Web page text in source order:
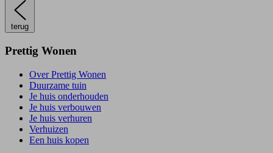
terug
Prettig Wonen
Over Prettig Wonen
Duurzame tuin
Je huis onderhouden
Je huis verbouwen
Je huis verhuren
Verhuizen
Een huis kopen